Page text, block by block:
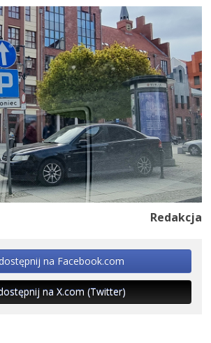
Redakcja
na Facebook.com
na X.com (Twitter)